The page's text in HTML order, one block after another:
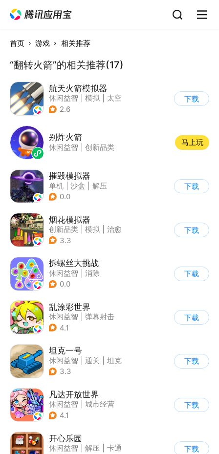
首页 游戏 相关推荐
“翻转火箭”的相关推荐(17)
航天火箭模拟器
休闲益智 模拟
太空
| 载具模拟
2.6
下载
别炸火箭
休闲益智 创新品类
马上玩
摧毁模拟器
单机 沙盒
解压
| 开放世界
0.0
下载
烟花模拟器
创新品类 模拟
治愈
| 休闲益智
3.3
下载
拆螺丝大挑战
休闲益智
消除
0.0
下载
乱涂彩世界
休闲益智
弹幕射击
| 解压
4.1
下载
坦克一号
休闲益智 通关
坦克
3.3
下载
凡达开放世界
休闲益智
城市经营
| 卡通
4.1
下载
开心乐园
休闲益智 解压
卡通
下载